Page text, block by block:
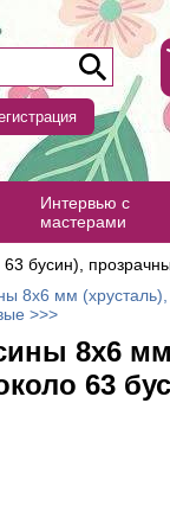
Интервью с
мастерами
бусин),
8х6 мм (хрусталь),
>>>
8х6 мм
63